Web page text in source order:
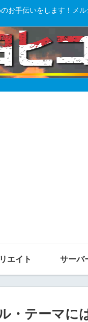
お手伝いをします！メ
エイト サーバ
・テーマに